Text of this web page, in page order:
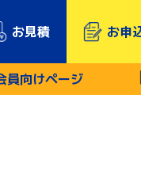
お見積 お申
員向けページ